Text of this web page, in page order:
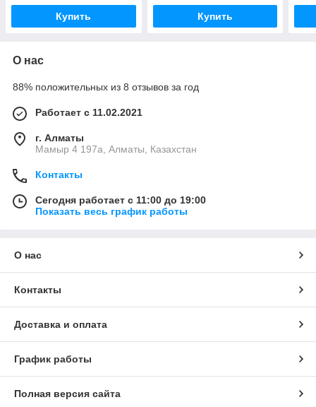
Купить Купить
О нас
88% положительных из 8 отзывов за год
Работает с 11.02.2021
г. Алматы
Мамыр 4 197а, Алматы, Казахстан
Контакты
Сегодня работает с 11:00 до 19:00
Показать весь график работы
О нас
Контакты
Доставка и оплата
График работы
Полная версия сайта